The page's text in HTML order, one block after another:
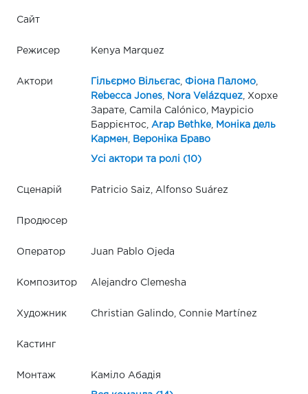
Сайт
Режисер Kenya Marquez
Актори Гільєрмо Вільєгас, Фіона Паломо,
Rebecca Jones, Nora Velázquez, Хорхе
Зарате, Camila Calónico, Маурісіо
Баррієнтос, Arap Bethke, Моніка дель
Кармен , Вероніка Браво
Усі актори та ролі (10)
Сценарій Patricio Saiz, Alfonso Suárez
Продюсер
Оператор Juan Pablo Ojeda
Композитор Alejandro Clemesha
Художник Christian Galindo, Connie Martínez
Кастинг
Монтаж Каміло Абадія